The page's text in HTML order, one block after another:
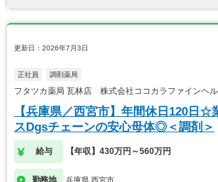
更新日：2026年7月3日
正社員 調剤薬局
フタツカ薬局 瓦林店 株式会社ココカラファインヘ
【兵庫県／西宮市】年間休日120日☆
スDgsチェーンの安心母体◎＜調剤＞
給与 【年収】430万円～560万円
兵庫県 西宮市